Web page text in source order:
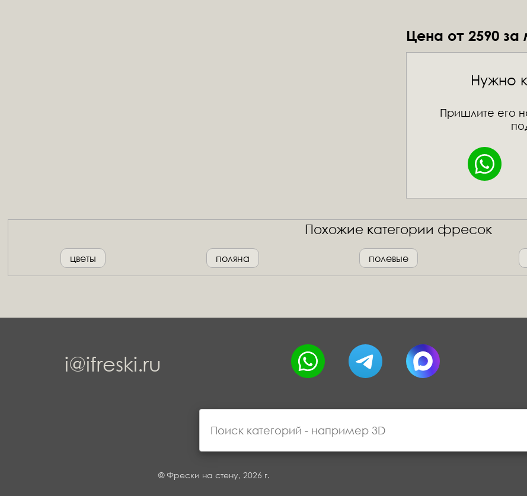
Цена от 2590 за
Нужно
Пришлите его
Похожие категории фресок
цветы поляна полевые
i@ifreski.ru
© Фрески на стену, 2026 г.